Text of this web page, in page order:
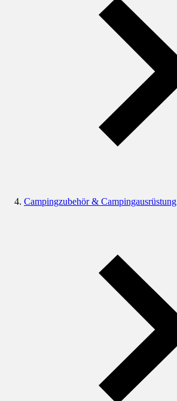
Campingzubehör & Campingausrüstung